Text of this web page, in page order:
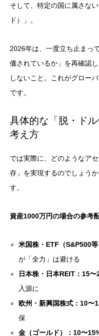
そして、特定の国に属さな
ド）」。
2026年は、一度立ち止まっ
価されているか」を再確認
しないこと。これがグロー
です。
具体的な「脱・ド
考え方
では実際に、どのようなア
存」を実現するのでしょう
す。
資産1000万円の場合の参考
米国株・ETF（S&P500
が「全力」は避ける
日本株・日本REIT：15〜
入源に
欧州・新興国株式：10〜
保
金（ゴールド）：10〜